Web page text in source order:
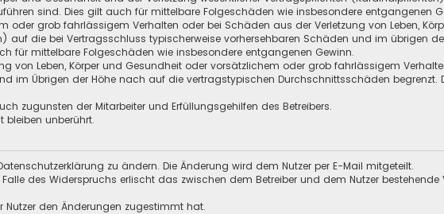
sind. Dies gilt auch für mittelbare Folgeschäden wie insbesondere entgangenen
oder grob fahrlässigem Verhalten oder bei Schäden aus der Verletzung von Leben,
auf die bei Vertragsschluss typischerweise vorhersehbaren Schäden und im übrigen
für mittelbare Folgeschäden wie insbesondere entgangenen Gewinn.
von Leben, Körper und Gesundheit oder vorsätzlichem oder grob fahrlässigem
im Übrigen der Höhe nach auf die vertragstypischen Durchschnittsschäden begrenzt.
zugunsten der Mitarbeiter und Erfüllungsgehilfen des Betreibers.
bleiben unberührt.
zu ändern. Die Änderung wird dem Nutzer per E-Mail mitgeteilt.
des Widerspruchs erlischt das zwischen dem Betreiber und dem Nutzer
den Änderungen zugestimmt hat.